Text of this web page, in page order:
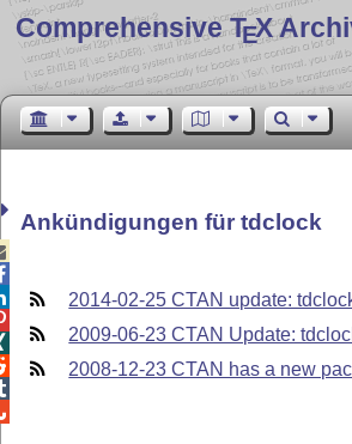
Comprehensive TEX
Ankündigungen für tdclock
2014-02-25 CTAN update:
2009-06-23 CTAN Update:
2008-12-23 CTAN has a new